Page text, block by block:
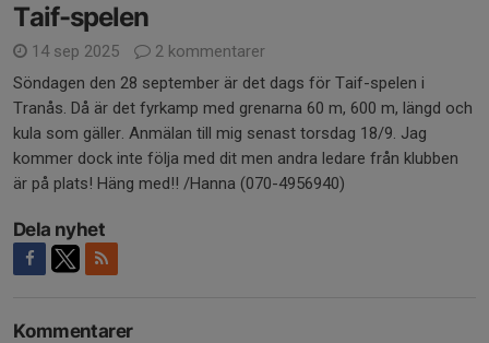
Taif-spelen
14 sep 2025
2 kommentarer
Söndagen den 28 september är det dags för Taif-spelen i
Tranås. Då är det fyrkamp med grenarna 60 m, 600 m, längd och
kula som gäller. Anmälan till mig senast torsdag 18/9. Jag
kommer dock inte följa med dit men andra ledare från klubben
är på plats! Häng med!! /Hanna (070-4956940)
Dela nyhet
Kommentarer